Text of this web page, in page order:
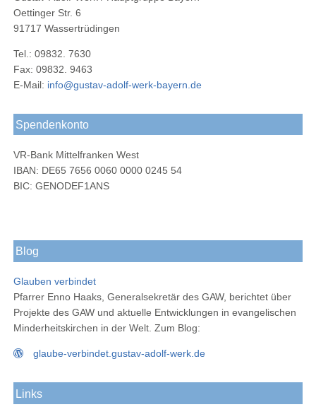
Oettinger Str. 6
91717 Wassertrüdingen
Tel.: 09832. 7630
Fax: 09832. 9463
E-Mail: info@gustav-adolf-werk-bayern.de
Spendenkonto
VR-Bank Mittelfranken West
IBAN: DE65 7656 0060 0000 0245 54
BIC: GENODEF1ANS
Blog
Glauben verbindet
Pfarrer Enno Haaks, Generalsekretär des GAW, berichtet über
Projekte des GAW und aktuelle Entwicklungen in evangelischen
Minderheitskirchen in der Welt. Zum Blog:
glaube-verbindet.gustav-adolf-werk.de
Links